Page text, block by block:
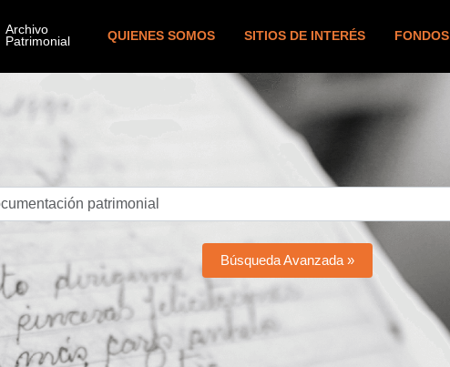
QUIENES SOMOS SITIOS DE INTERÉS FONDOS
Búsqueda Avanzada »